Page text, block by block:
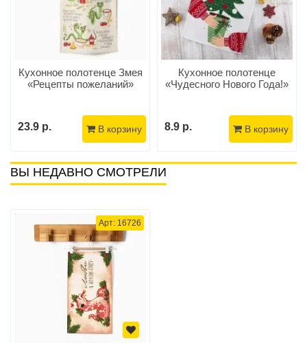
Кухонное полотенце Змея
«Рецепты пожеланий»
23.9 р. В корзину
Кухонное полотенце
«Чудесного Нового Года!»
8.9 р. В корзину
ВЫ НЕДАВНО СМОТРЕЛИ
Арт: 16726